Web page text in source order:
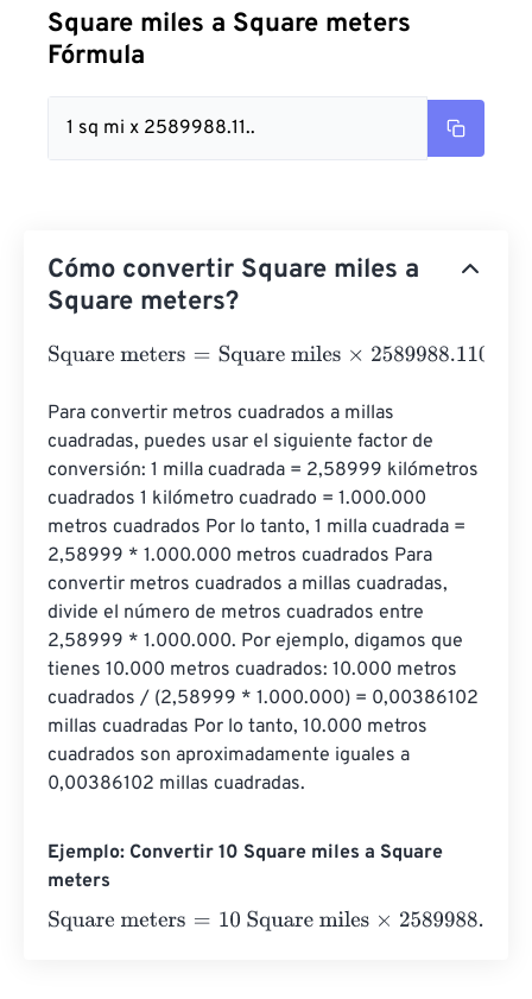
Square miles a Square meters
Fórmula
1 sq mi x 2589988.11..
Cómo convertir Square miles a
Square meters?
Square meters= Square miles×2589988.110336
Para convertir metros cuadrados a millas
cuadradas, puedes usar el siguiente factor de
conversión: 1 milla cuadrada = 2,58999 kilómetros
cuadrados 1 kilómetro cuadrado = 1.000.000
metros cuadrados Por lo tanto, 1 milla cuadrada =
2,58999 * 1.000.000 metros cuadrados Para
convertir metros cuadrados a millas cuadradas,
divide el número de metros cuadrados entre
2,58999 * 1.000.000. Por ejemplo, digamos que
tienes 10.000 metros cuadrados: 10.000 metros
cuadrados / (2,58999 * 1.000.000) = 0,00386102
millas cuadradas Por lo tanto, 10.000 metros
cuadrados son aproximadamente iguales a
0,00386102 millas cuadradas.
Ejemplo: Convertir 10 Square miles a Square
meters
Square meters= 10 Square miles×2589988.110336